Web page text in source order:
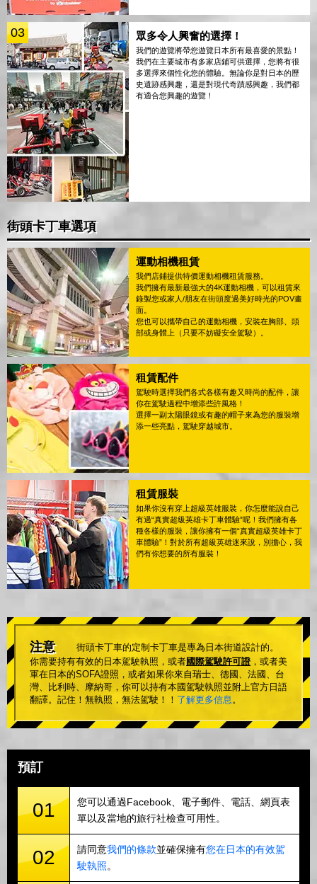
03 眾多令人興奮的選擇！
我們的遊覽將帶您遊覽日本所有最喜愛的景點！
我們在主要城市有多家店鋪可供選擇，您將有很
多選擇來個性化您的體驗。無論你是對日本的歷
史遺跡感興趣，還是對現代奇蹟感興趣，我們都
有適合您興趣的遊覽！
街頭卡丁車選項
運動相機租賃
我們店鋪提供特價運動相機租賃服務。
我們擁有最新最強大的4K運動相機，可以租賃來
錄製您或家人/朋友在街頭度過美好時光的POV畫
面。
您也可以攜帶自己的運動相機，安裝在胸部、頭
部或身體上（只要不妨礙安全駕駛）。
租賃配件
駕駛時選擇我們各式各樣有趣又時尚的配件，讓
你在駕駛過程中增添些許風格！
選擇一副太陽眼鏡或有趣的帽子來為您的服裝增
添一些亮點，駕駛穿越城市。
租賃服裝
如果你沒有穿上超級英雄服裝，你怎麼能說自己
有過“真實超級英雄卡丁車體驗”呢！我們擁有各
種各樣的服裝，讓你擁有一個“真實超級英雄卡丁
車體驗”！對於所有超級英雄迷來說，別擔心，我
們有你想要的所有服裝！
注意
街頭卡丁車的定制卡丁車是專為日本街道設計的。
你需要持有有效的日本駕駛執照，或者國際駕駛許可證 ，或者美
軍在日本的SOFA證照，或者如果你來自瑞士、德國、法國、台
灣、比利時、摩納哥，你可以持有本國駕駛執照並附上官方日語
翻譯。記住！無執照，無法駕駛！！ 了解更多信息 。
預訂
01
您可以通過Facebook、電子郵件、電話、網頁表
單以及當地的旅行社檢查可用性。
02 請同意我們的條款並確保擁有您在日本的有效駕
駛執照。